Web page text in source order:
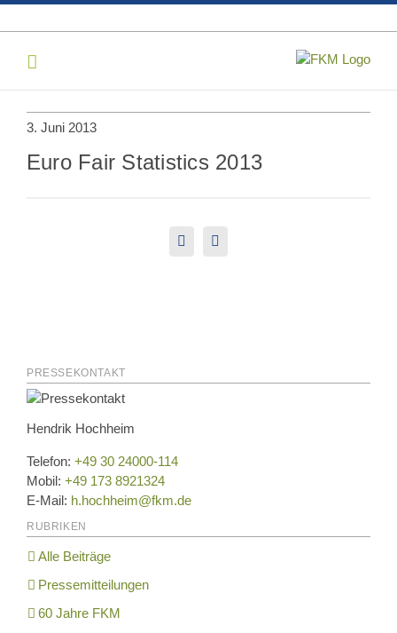
Skip
to
3. Juni 2013
Euro Fair Statistics 2013
LinkedIn
E-
PRESSEKONTAKT
Hendrik Hochheim
Telefon: +49 30 24000-114
Mobil: +49 173 8921324
E-Mail: h.hochheim@fkm.de
RUBRIKEN
Alle Beiträge
Pressemitteilungen
60 Jahre FKM